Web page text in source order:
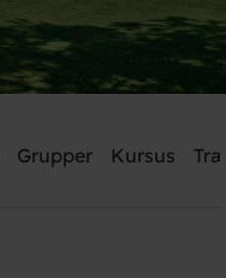
Grupper Kursus